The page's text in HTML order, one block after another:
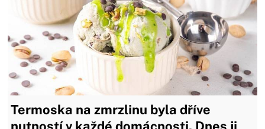
Termoska na zmrzlinu byla dříve